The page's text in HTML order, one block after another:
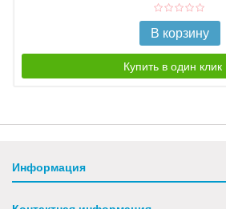
В корзину
Купить в один клик
Информация